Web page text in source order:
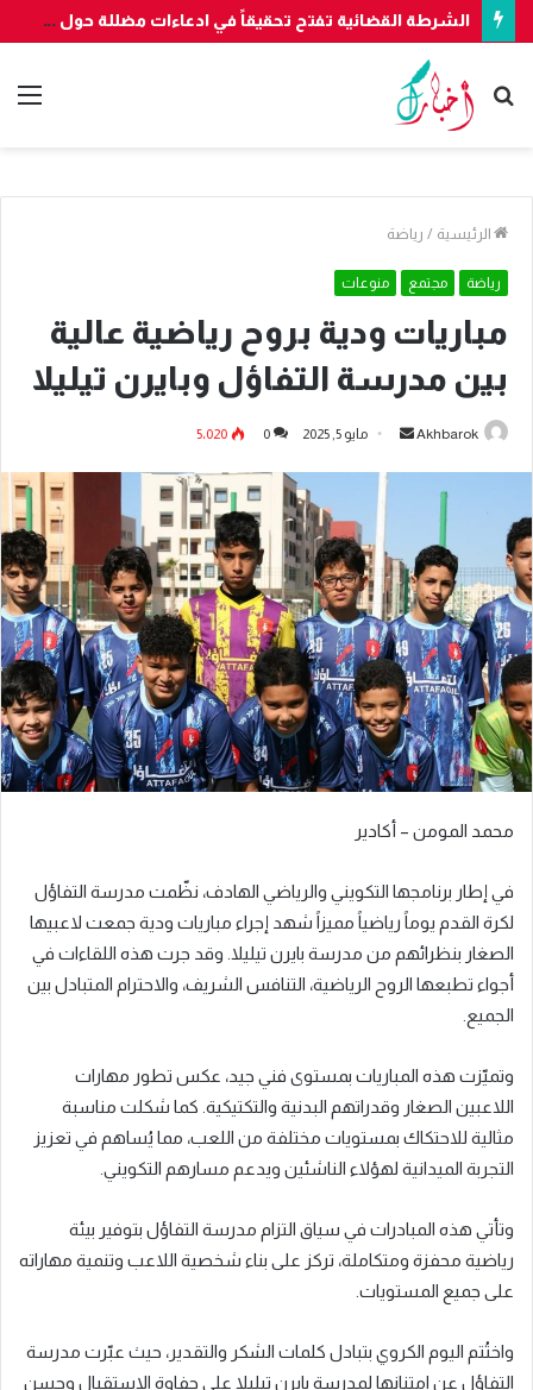
الشرطة القضائية تفتح تحقيقاً في ادعاءات مضللة حول “فتح الحدود” بسبتة
بحث
عن
الرئيسية / رياضة
رياضة مجتمع منوعات
مباريات ودية بروح رياضية عالية
بين مدرسة التفاؤل وبايرن تيليلا
Akhbarok
أرسلمايو 5, 2025 0 5٬020
محمد المومن – أكادير
في إطار برنامجها التكويني والرياضي الهادف، نظّمت مدرسة التفاؤل
لكرة القدم يوماً رياضياً مميزاً شهد إجراء مباريات ودية جمعت لاعبيها
الصغار بنظرائهم من مدرسة بايرن تيليلا. وقد جرت هذه اللقاءات في
أجواء تطبعها الروح الرياضية، التنافس الشريف، والاحترام المتبادل بين
الجميع.
وتميّزت هذه المباريات بمستوى فني جيد، عكس تطور مهارات
اللاعبين الصغار وقدراتهم البدنية والتكتيكية. كما شكلت مناسبة
مثالية للاحتكاك بمستويات مختلفة من اللعب، مما يُساهم في تعزيز
التجربة الميدانية لهؤلاء الناشئين ويدعم مسارهم التكويني.
وتأتي هذه المبادرات في سياق التزام مدرسة التفاؤل بتوفير بيئة
رياضية محفزة ومتكاملة، تركز على بناء شخصية اللاعب وتنمية مهاراته
على جميع المستويات.
واختُتم اليوم الكروي بتبادل كلمات الشكر والتقدير، حيث عبّرت مدرسة
التفاؤل عن امتنانها لمدرسة بايرن تيليلا على حفاوة الاستقبال وحسن